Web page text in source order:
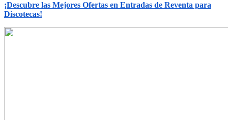
¡Descubre las Mejores Ofertas en Entradas de Reventa para
Discotecas!